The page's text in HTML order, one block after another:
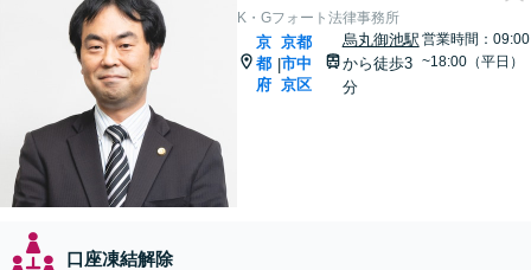
K・Gフォート法律事務所
京
都
府
|
京都
市中
京区
烏丸御池駅
から徒歩3
分
営業時間：09:00
~18:00（平日）
口座凍結解除